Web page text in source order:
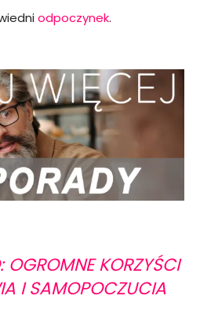
odpoczynek.
OGROMNE KORZYŚCI
I SAMOPOCZUCIA